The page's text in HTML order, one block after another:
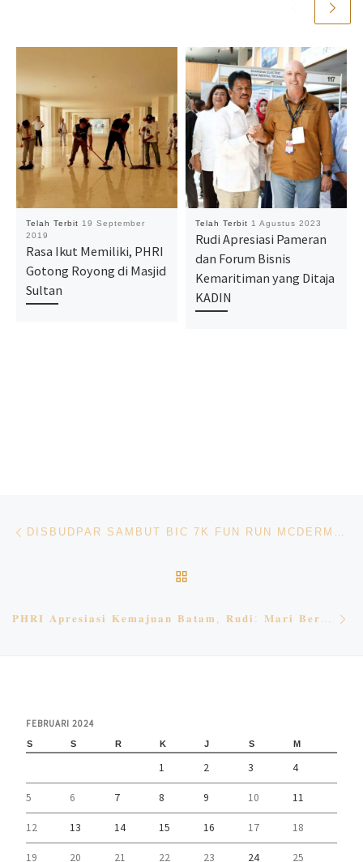
Telah Terbit 19 September
2019
Rasa Ikut Memiliki, PHRI
Gotong Royong di Masjid
Sultan
Telah Terbit 1 Agustus 2023
Rudi Apresiasi Pameran
dan Forum Bisnis
Kemaritiman yang Ditaja
KADIN
Navigasi pos DISBUDPAR SAMBUT BIC 7K FUN RUN MCDERMOTT DAN DIIKUTI MANCANEGARA
FEBRUARI 2024
S S R K J S M
1 2 3 4
5 6 7 8 9 10 11
12 13 14 15 16 17 18
19 20 21 22 23 24 25